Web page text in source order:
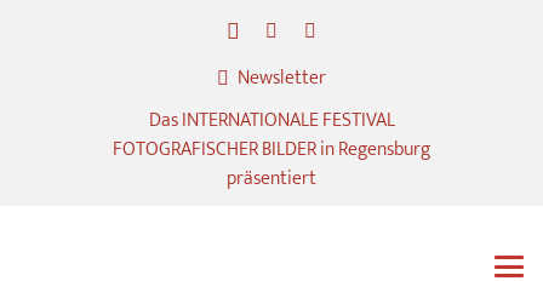
Newsletter
Das INTERNATIONALE FESTIVAL
FOTOGRAFISCHER BILDER in Regensburg
präsentiert